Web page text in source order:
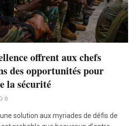
offrent aux chefs
des opportunités pour
la sécurité
0
solution aux myriades de défis de